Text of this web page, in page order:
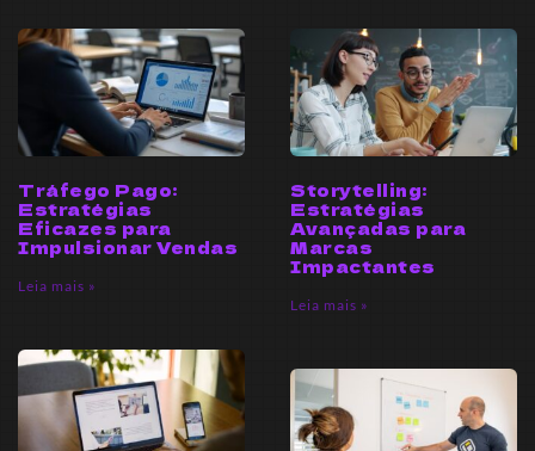
Tráfego Pago:
Estratégias
Eficazes para
Impulsionar Vendas
Leia mais »
Storytelling:
Estratégias
Avançadas para
Marcas
Impactantes
Leia mais »